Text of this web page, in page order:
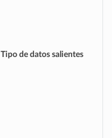
Tipo de datos salientes